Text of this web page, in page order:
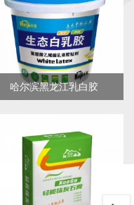
哈尔滨黑龙江乳白胶